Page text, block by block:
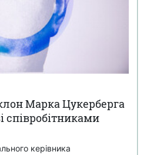
Марка Цукерберга
співробітниками
керівника